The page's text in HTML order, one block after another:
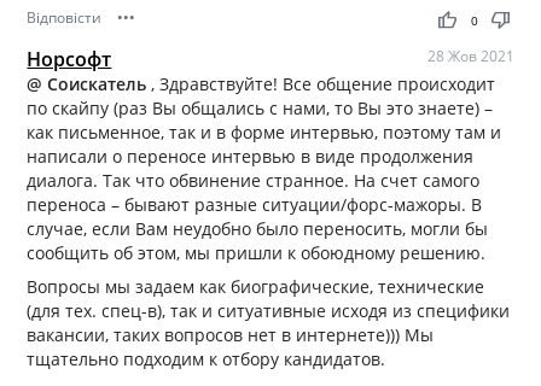
Відповісти ••• thumb_up thumb_down
0
Норсофт 28 Жов 2021
@ Соискатель, Здравствуйте! Все общение происходит
по скайпу (раз Вы общались с нами, то Вы это знаете) –
как письменное, так и в форме интервью, поэтому там и
написали о переносе интервью в виде продолжения
диалога. Так что обвинение странное. На счет самого
переноса – бывают разные ситуации/форс-мажоры. В
случае, если Вам неудобно было переносить, могли бы
сообщить об этом, мы пришли к обоюдному решению.
Вопросы мы задаем как биографические, технические
(для тех. спец-в), так и ситуативные исходя из специфики
вакансии, таких вопросов нет в интернете))) Мы
тщательно подходим к отбору кандидатов.